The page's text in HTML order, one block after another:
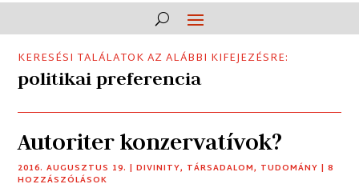
KERESÉSI TALÁLATOK AZ ALÁBBI KIFEJEZÉSRE:
politikai preferencia
Autoriter konzervatívok?
2016. AUGUSZTUS 19. |DIVINITY, TÁRSADALOM, TUDOMÁNY | 8
HOZZÁSZÓLÁSOK